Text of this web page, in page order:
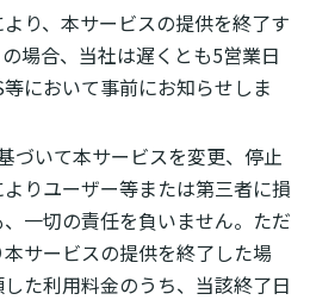
り、本サービスの提供を終了す
場合、当社は遅くとも5営業日
において事前にお知らせしま
づいて本サービスを変更、停止
りユーザー等または第三者に損
一切の責任を負いません。ただ
サービスの提供を終了した場
た利用料金のうち、当該終了日